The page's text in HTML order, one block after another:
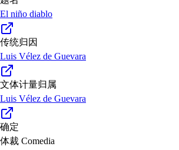
El niño diablo
传统归因
Luis Vélez de Guevara
文体计量归属
Luis Vélez de Guevara
确定
体裁 Comedia